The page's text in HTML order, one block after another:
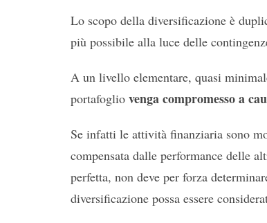
Lo scopo della diversificazione è
più possibile alla luce delle
A un livello elementare, quasi
portafoglio venga compromesso a
Se infatti le attività finanziaria sono
compensata dalle performance delle
perfetta, non deve per forza
diversificazione possa essere